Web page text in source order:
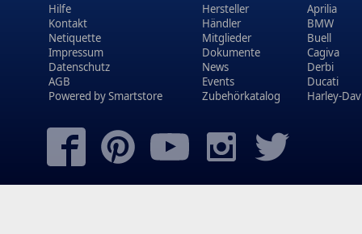
Hilfe
Kontakt
Netiquette
Impressum
Datenschutz
AGB
Powered bySmartstore
Hersteller
Händler
Mitglieder
Dokumente
News
Events
Zubehörkatalog
Aprilia
BMW
Buell
Cagiva
Derbi
Ducati
Harley-